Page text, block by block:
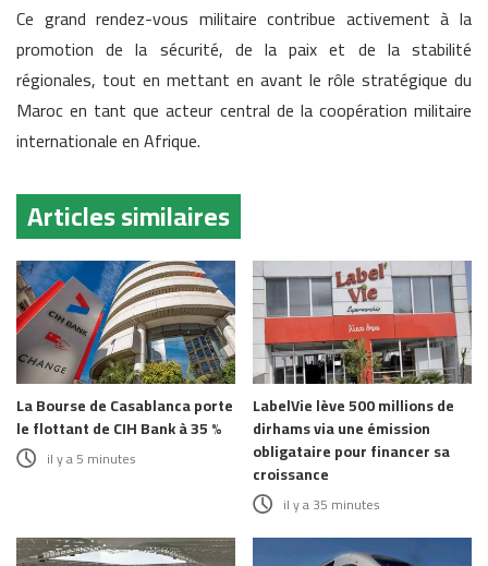
Ce grand rendez-vous militaire contribue activement à la
promotion de la sécurité, de la paix et de la stabilité
régionales, tout en mettant en avant le rôle stratégique du
Maroc en tant que acteur central de la coopération militaire
internationale en Afrique.
Articles similaires
La Bourse de Casablanca porte
le flottant de CIH Bank à 35 %
il y a 5 minutes
LabelVie lève 500 millions de
dirhams via une émission
obligataire pour financer sa
croissance
il y a 35 minutes